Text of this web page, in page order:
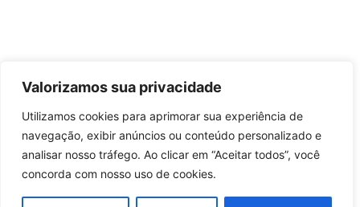
Valorizamos sua privacidade
Utilizamos cookies para aprimorar sua experiência de
navegação, exibir anúncios ou conteúdo personalizado e
analisar nosso tráfego. Ao clicar em “Aceitar todos”, você
concorda com nosso uso de cookies.